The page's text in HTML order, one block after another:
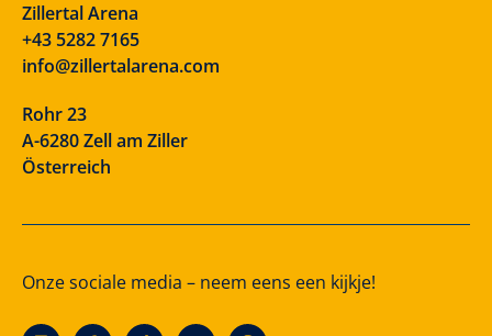
Zillertal Arena
+43 5282 7165
info@zillertalarena.com
Rohr 23
A-6280 Zell am Ziller
Österreich
Onze sociale media – neem eens een kijkje!